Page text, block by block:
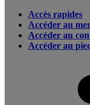
Accès rapides
Accéder au
Accéder au
Accéder au